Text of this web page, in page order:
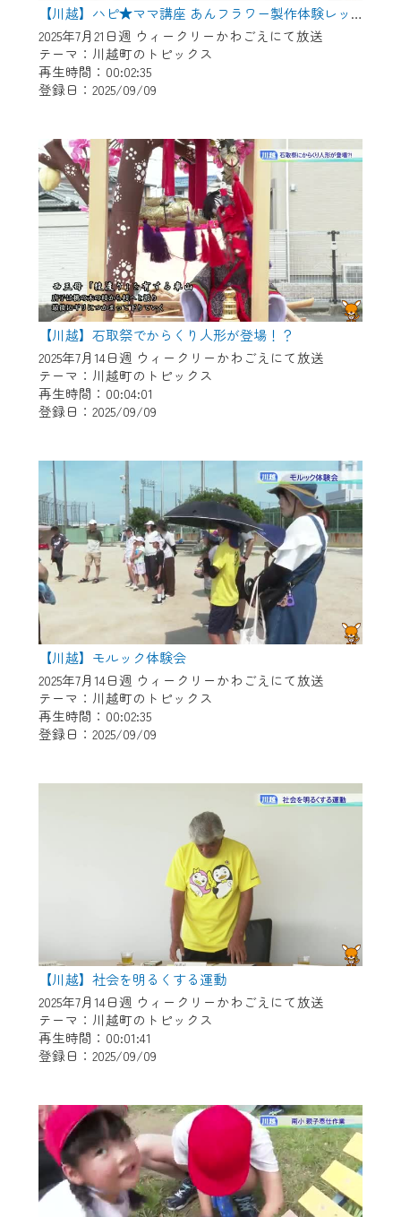
【川越】ハピ★ママ講座 あんフラワー製作体験レッスン
2025年7月21日週 ウィークリーかわごえにて放送
テーマ：川越町のトピックス
再生時間：00:02:35
登録日：2025/09/09
【川越】石取祭でからくり人形が登場！？
2025年7月14日週 ウィークリーかわごえにて放送
テーマ：川越町のトピックス
再生時間：00:04:01
登録日：2025/09/09
【川越】モルック体験会
2025年7月14日週 ウィークリーかわごえにて放送
テーマ：川越町のトピックス
再生時間：00:02:35
登録日：2025/09/09
【川越】社会を明るくする運動
2025年7月14日週 ウィークリーかわごえにて放送
テーマ：川越町のトピックス
再生時間：00:01:41
登録日：2025/09/09
＜メンテナンス情報＞
CCNetWebTVのリニューアルにともないメ
ンテナンス作業を予定しています。
作業の間は、CCNetWebTVの画面が「メン
テナンス中」になり、ご利用いただけませ
ん。
ご不便をおかけいたしますが、ご了承の程
よろしくお願いいたします。